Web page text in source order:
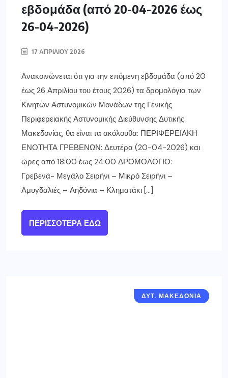
εβδομάδα (από 20-04-2026 έως
26-04-2026)
17 ΑΠΡΙΛΊΟΥ 2026
Ανακοινώνεται ότι για την επόμενη εβδομάδα (από 20
έως 26 Απριλίου του έτους 2026) τα δρομολόγια των
Κινητών Αστυνομικών Μονάδων της Γενικής
Περιφερειακής Αστυνομικής Διεύθυνσης Δυτικής
Μακεδονίας, θα είναι τα ακόλουθα: ΠΕΡΙΦΕΡΕΙΑΚΗ
ΕΝΟΤΗΤΑ ΓΡΕΒΕΝΩΝ: Δευτέρα (20-04-2026) και
ώρες από 18:00 έως 24:00 ΔΡΟΜΟΛΟΓΙΟ:
Γρεβενά- Μεγάλο Σειρήνι – Μικρό Σειρήνι –
Αμυγδαλιές – Αηδόνια – Κληματάκι […]
ΠΕΡΙΣΣΌΤΕΡΑ ΕΔΏ
ΓΡΕΒΕΝΑ
ΔΥΤ. ΜΑΚΕΔΟΝΙΑ